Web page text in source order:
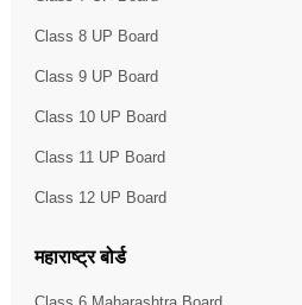
Class 8 UP Board
Class 9 UP Board
Class 10 UP Board
Class 11 UP Board
Class 12 UP Board
महाराष्ट्र बोर्ड